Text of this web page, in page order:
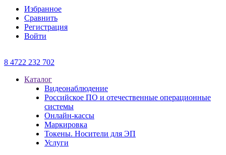
Избранное
Сравнить
Регистрация
Войти
8 4722 232 702
Каталог
Видеонаблюдение
Российское ПО и отечественные операционные
системы
Онлайн-кассы
Маркировка
Токены. Носители для ЭП
Услуги